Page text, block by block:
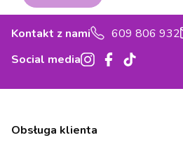
Kontakt z nami 609 806 932
Social media
Linki w stopce
Obsługa klienta